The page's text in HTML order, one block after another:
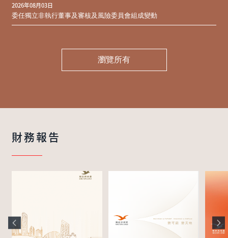
2026年08月03日
委任獨立非執行董事及審核及風險委員會組成變動
瀏覽所有
財務報告